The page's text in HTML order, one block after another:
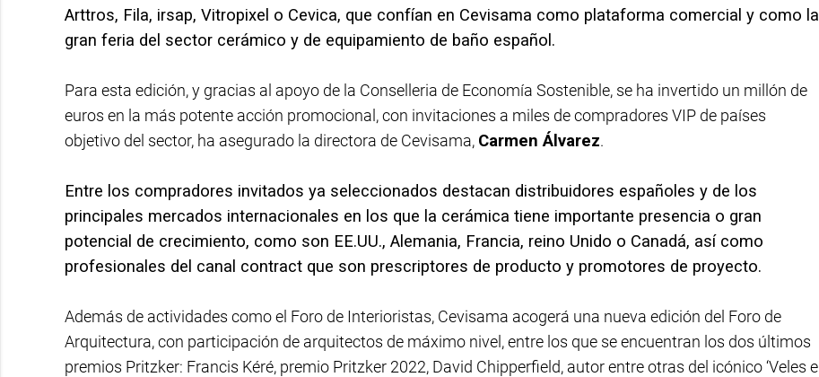
Arttros, Fila, irsap, Vitropixel o Cevica, que confían en Cevisama como plataforma comercial y como la
gran feria del sector cerámico y de equipamiento de baño español.
Para esta edición, y gracias al apoyo de la Conselleria de Economía Sostenible, se ha invertido un millón de
euros en la más potente acción promocional, con invitaciones a miles de compradores VIP de países
objetivo del sector, ha asegurado la directora de Cevisama, Carmen Álvarez.
Entre los compradores invitados ya seleccionados destacan distribuidores españoles y de los
principales mercados internacionales en los que la cerámica tiene importante presencia o gran
potencial de crecimiento, como son EE.UU., Alemania, Francia, reino Unido o Canadá, así como
profesionales del canal contract que son prescriptores de producto y promotores de proyecto.
Además de actividades como el Foro de Interioristas, Cevisama acogerá una nueva edición del Foro de
Arquitectura, con participación de arquitectos de máximo nivel, entre los que se encuentran los dos últimos
premios Pritzker: Francis Kéré, premio Pritzker 2022, David Chipperfield, autor entre otras del icónico ‘Veles e